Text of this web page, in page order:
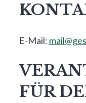
E-Mail:
FÜR